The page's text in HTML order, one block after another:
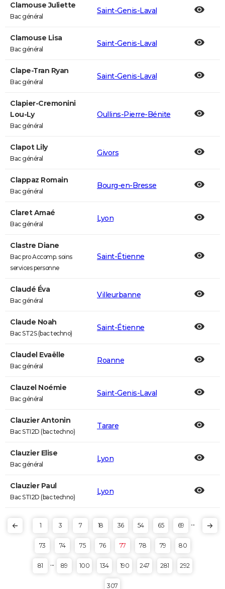
Clamouse Juliette
Bac général
Saint-Genis-Laval
Clamouse Lisa
Bac général
Saint-Genis-Laval
Clape-Tran Ryan
Bac général
Saint-Genis-Laval
Clapier-Cremonini
Lou-Ly
Bac général
Oullins-Pierre-Bénite
Clapot Lily
Bac général
Givors
Clappaz Romain
Bac général
Bourg-en-Bresse
Claret Amaé
Bac général
Lyon
Clastre Diane
Bac pro Accomp. soins
services personne
Saint-Étienne
Claudé Éva
Bac général
Villeurbanne
Claude Noah
Bac ST2S (bac techno)
Saint-Étienne
Claudel Evaëlle
Bac général
Roanne
Clauzel Noémie
Bac général
Saint-Genis-Laval
Clauzier Antonin
Bac STI2D (bac techno)
Tarare
Clauzier Elise
Bac général
Lyon
Clauzier Paul
Bac STI2D (bac techno)
Lyon
1 3 7 18 36 54 65 69 ...
73 74 75 76 77 78 79 80
81 ... 89 100 134 190 247 281 292
307